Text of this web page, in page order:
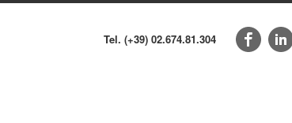
Tel. (+39) 02.674.81.304